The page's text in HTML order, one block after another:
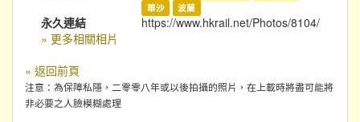
華沙
波蘭
永久連結
https://www.hkrail.net/Photos/8104/
» 更多相關相片
« 返回前頁
注意：為保障私隱，二零零八年或以後拍攝的照片，在上載時將盡可能將
非必要之人臉模糊處理